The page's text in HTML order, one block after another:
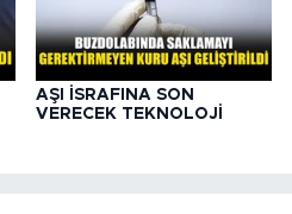
AŞI İSRAFINA SON
VERECEK TEKNOLOJİ